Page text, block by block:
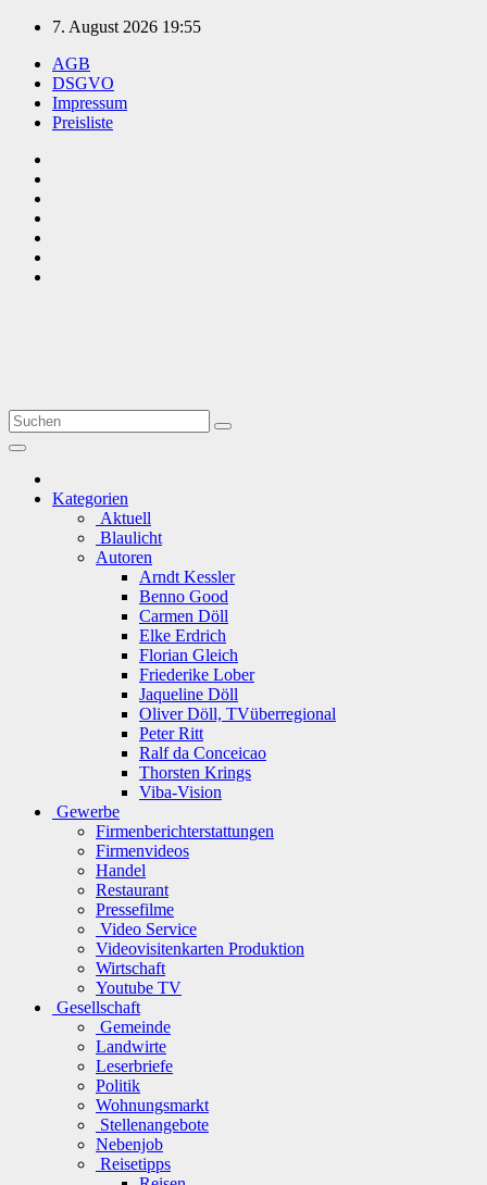
Zum
springen
7. August 2026 19:55
AGB
DSGVO
Impressum
Preisliste
Kategorien
Aktuell
Blaulicht
Autoren
Arndt Kessler
Benno Good
Carmen Döll
Elke Erdrich
Florian Gleich
Friederike Lober
Jaqueline Döll
Oliver Döll, TVüberregional
Peter Ritt
Ralf da Conceicao
Thorsten Krings
Viba-Vision
Gewerbe
Firmenberichterstattungen
Firmenvideos
Handel
Restaurant
Pressefilme
Video Service
Videovisitenkarten Produktion
Wirtschaft
Youtube TV
Gesellschaft
Gemeinde
Landwirte
Leserbriefe
Politik
Wohnungsmarkt
Stellenangebote
Nebenjob
Reisetipps